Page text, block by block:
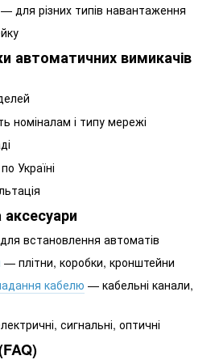
— для різних типів навантаження
автоматичних вимикачів
номіналам і типу мережі
Україні
встановлення автоматів
— плітни, коробки, кронштейни
кабелю — кабельні канали,
сигнальні, оптичні